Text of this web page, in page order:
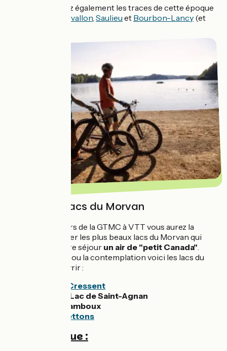
Vous retrouverez également les traces de cette époque
d'Avallon, Saulieu et Bourbon-Lancy (et
Les grands lacs du Morvan
Grâce au parcours de la GTMC à VTT vous aurez la
chance de cotoyer les plus beaux lacs du Morvan qui
donneront à votre séjour un air de "petit Canada".
Pour la baignade ou la contemplation voici les lacs du
Morvan à découvrir :
Lac du Cressent
Lac de Saint-Agnan
Lac de Chamboux
Lac des Settons
Côté pratique :